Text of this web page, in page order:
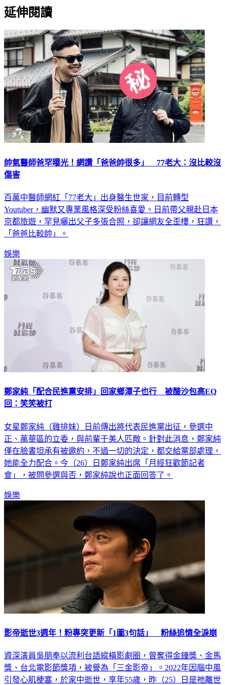
延伸閱讀
帥氣醫師爸罕曝光！網讚「爸爸帥很多」 77老大：沒比較沒
傷害
百萬中醫師網紅「77老大」出身醫生世家，目前轉型
Youtuber，幽默又專業風格深受粉絲喜愛。日前帶父親赴日本
京都旅遊，罕見曬出父子多張合照，卻讓網友全歪樓，狂讚，
「爸爸比較帥」。
娛樂
鄭家純「配合民進黨安排」回家鄉潭子也行 被酸沙包高EQ
回：笑笑被打
女星鄭家純（雞排妹）日前傳出將代表民進黨出征，參選中
正、萬華區的立委，與前輩于美人匹敵。針對此消息，鄭家純
僅在臉書坦承有被邀約，不過一切的決定，都交給黨部處理，
她能全力配合。今（26）日鄭家純出席「月經狂歡節記者
會」，被問參選與否，鄭家純說也正面回答了。
娛樂
影帝逝世3週年！粉專突更新「1圖3句話」 粉絲追憶全淚崩
資深演員吳朋奉以流利台語縱橫影劇圈，曾奪得金鐘獎、金馬
獎、台北電影節獎項，被譽為「三金影帝」。2022年因腦中風
引發心肌梗塞，於家中逝世，享年55歲，昨（25）日是祂離世